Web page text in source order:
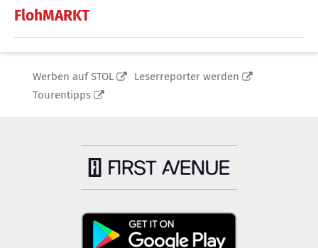
FlohMARKT
Werben auf STOL
Leserreporter werden
Tourentipps